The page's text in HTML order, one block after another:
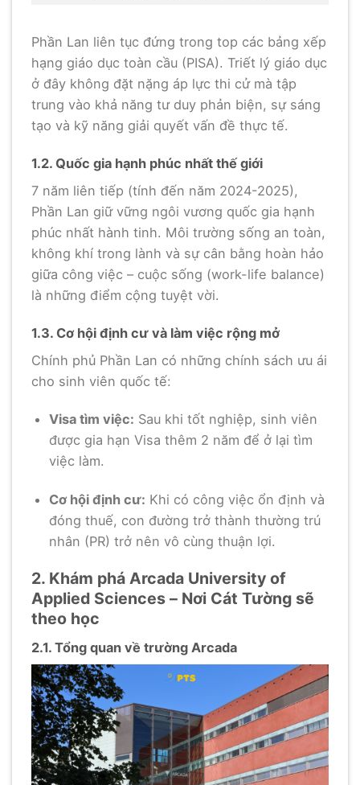
Phần Lan liên tục đứng trong top các bảng xếp
hạng giáo dục toàn cầu (PISA). Triết lý giáo dục
ở đây không đặt nặng áp lực thi cử mà tập
trung vào khả năng tư duy phản biện, sự sáng
tạo và kỹ năng giải quyết vấn đề thực tế.
1.2. Quốc gia hạnh phúc nhất thế giới
7 năm liên tiếp (tính đến năm 2024-2025),
Phần Lan giữ vững ngôi vương quốc gia hạnh
phúc nhất hành tinh. Môi trường sống an toàn,
không khí trong lành và sự cân bằng hoàn hảo
giữa công việc – cuộc sống (work-life balance)
là những điểm cộng tuyệt vời.
1.3. Cơ hội định cư và làm việc rộng mở
Chính phủ Phần Lan có những chính sách ưu ái
cho sinh viên quốc tế:
Visa tìm việc: Sau khi tốt nghiệp, sinh viên
được gia hạn Visa thêm 2 năm để ở lại tìm
việc làm.
Cơ hội định cư: Khi có công việc ổn định và
đóng thuế, con đường trở thành thường trú
nhân (PR) trở nên vô cùng thuận lợi.
2. Khám phá Arcada University of
Applied Sciences – Nơi Cát Tường sẽ
theo học
2.1. Tổng quan về trường Arcada